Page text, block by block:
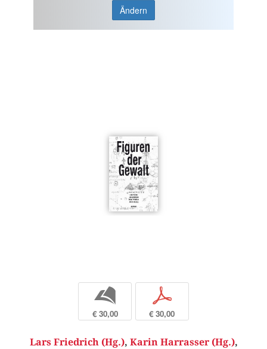
Ändern
b
€ 30,00
p
€ 30,00
Lars Friedrich (Hg.), Karin Harrasser (Hg.),